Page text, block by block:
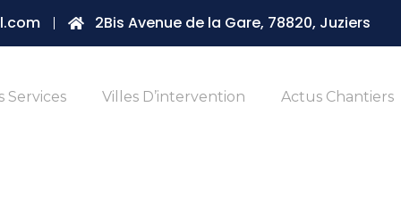
2Bis Avenue de la Gare, 78820, Juziers
Services Villes D’intervention Actus Chantiers